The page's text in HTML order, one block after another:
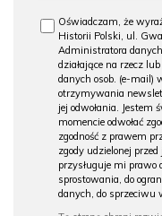
Oświadczam, że
Historii Polski, ul.
Administratora
działające na rzecz
danych osob. (e-mail)
otrzymywania
jej odwołania.
momencie odwołać
zgodność z prawem
zgody udzielonej
przysługuje mi prawo
sprostowania, do
danych, do sprzeciwu